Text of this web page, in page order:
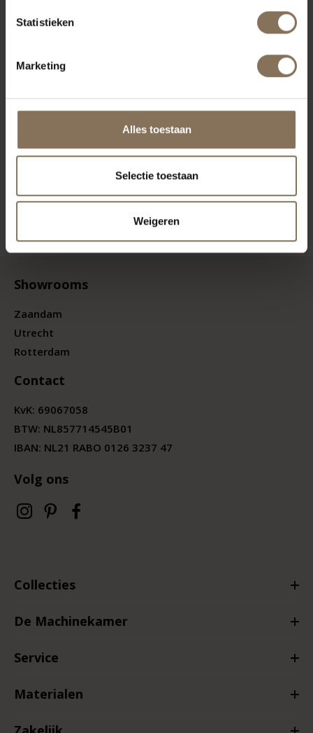
Statistieken
Marketing
Alles toestaan
Selectie toestaan
Weigeren
Showrooms
Zaandam
Utrecht
Rotterdam
Contact
KvK: 69067058
BTW: NL857714545B01
IBAN: NL21 RABO 0126 3237 47
Volg ons
Collecties
De Machinekamer
Service
Materialen